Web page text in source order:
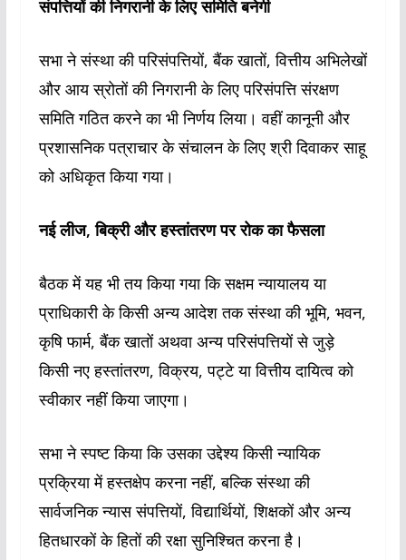
संपत्तियों की निगरानी के लिए समिति बनेगी
सभा ने संस्था की परिसंपत्तियों, बैंक खातों, वित्तीय अभिलेखों
और आय स्रोतों की निगरानी के लिए परिसंपत्ति संरक्षण
समिति गठित करने का भी निर्णय लिया। वहीं कानूनी और
प्रशासनिक पत्राचार के संचालन के लिए श्री दिवाकर साहू
को अधिकृत किया गया।
नई लीज, बिक्री और हस्तांतरण पर रोक का फैसला
बैठक में यह भी तय किया गया कि सक्षम न्यायालय या
प्राधिकारी के किसी अन्य आदेश तक संस्था की भूमि, भवन,
कृषि फार्म, बैंक खातों अथवा अन्य परिसंपत्तियों से जुड़े
किसी नए हस्तांतरण, विक्रय, पट्टे या वित्तीय दायित्व को
स्वीकार नहीं किया जाएगा।
सभा ने स्पष्ट किया कि उसका उद्देश्य किसी न्यायिक
प्रक्रिया में हस्तक्षेप करना नहीं, बल्कि संस्था की
सार्वजनिक न्यास संपत्तियों, विद्यार्थियों, शिक्षकों और अन्य
हितधारकों के हितों की रक्षा सुनिश्चित करना है।